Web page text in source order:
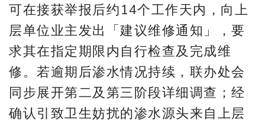
可在接获举报后约14个工作天内，向上
层单位业主发出「建议维修通知」，要
求其在指定期限内自行检查及完成维
修。若逾期后渗水情况持续，联办处会
同步展开第二及第三阶段详细调查；经
确认引致卫生妨扰的渗水源头来自上层